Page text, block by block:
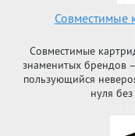
Совместимые
Совместимые
знаменитых брендов
пользующийся
нуля